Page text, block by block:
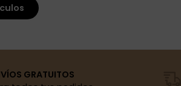
GRATUITOS